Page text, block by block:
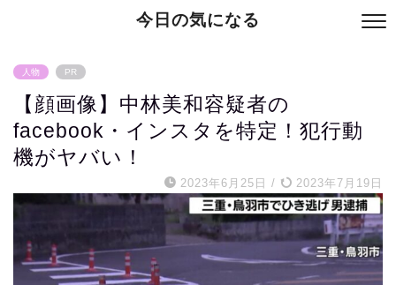
今日の気になる
人物 PR
【顔画像】中林美和容疑者の
facebook・インスタを特定！犯行動
機がヤバい！
2023年6月25日 / 2023年7月19日